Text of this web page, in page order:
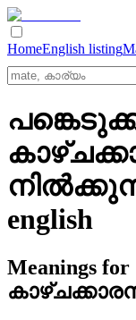
HomeEnglish listing
english
Meanings for